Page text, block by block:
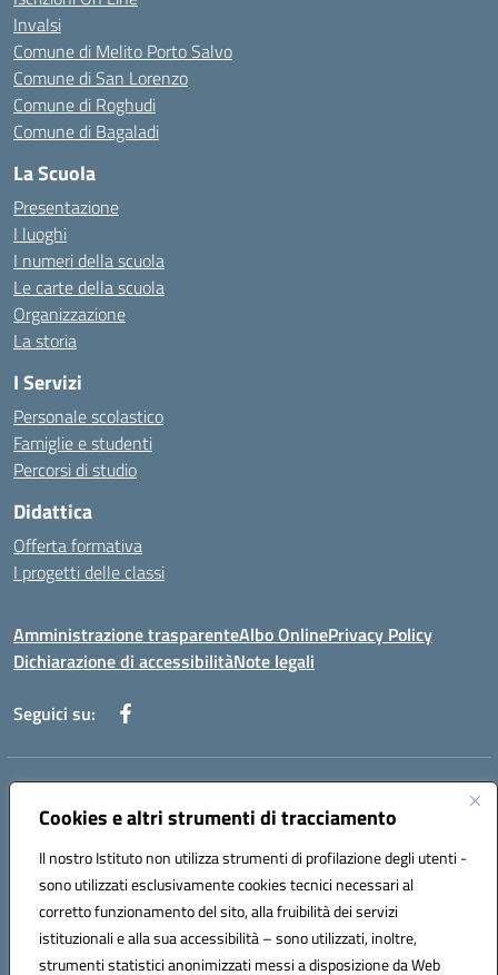
Cookies e altri strumenti di tracciamento
Il nostro Istituto non utilizza strumenti di profilazione degli utenti -
sono utilizzati esclusivamente cookies tecnici necessari al
corretto funzionamento del sito, alla fruibilità dei servizi
istituzionali e alla sua accessibilità – sono utilizzati, inoltre,
strumenti statistici anonimizzati messi a disposizione da Web
Invalsi
Comune di Melito Porto Salvo
Comune di San Lorenzo
Comune di Roghudi
Comune di Bagaladi
La Scuola
Presentazione
I luoghi
I numeri della scuola
Le carte della scuola
Organizzazione
La storia
I Servizi
Personale scolastico
Famiglie e studenti
Percorsi di studio
Didattica
Offerta formativa
I progetti delle classi
Amministrazione trasparenteAlbo OnlinePrivacy Policy
Dichiarazione di accessibilitàNote legali
Seguici su:
Indirizzo:
Centralino:+39 0965 78 12 60 Email:rcic841003@istruzione.it
Codice fiscale: 92034530805
Codice meccanografico:
rcic841003
Codice Indice delle Pubbliche Amministrazioni (IPA): istsc_rcic841003